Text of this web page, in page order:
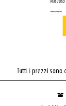
Tutti i prezzi